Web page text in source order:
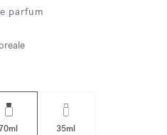
parfum
70ml
35ml